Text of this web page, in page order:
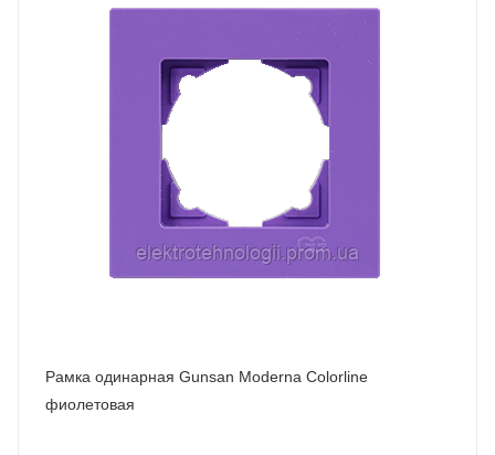
Рамка одинарная Gunsan Moderna Colorline
фиолетовая